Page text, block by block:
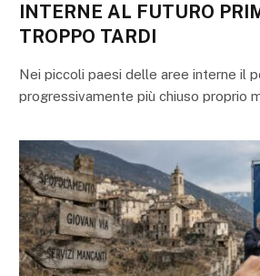
INTERNE AL FUTURO
TROPPO TARDI
Nei piccoli paesi delle aree interne il
progressivamente più chiuso proprio